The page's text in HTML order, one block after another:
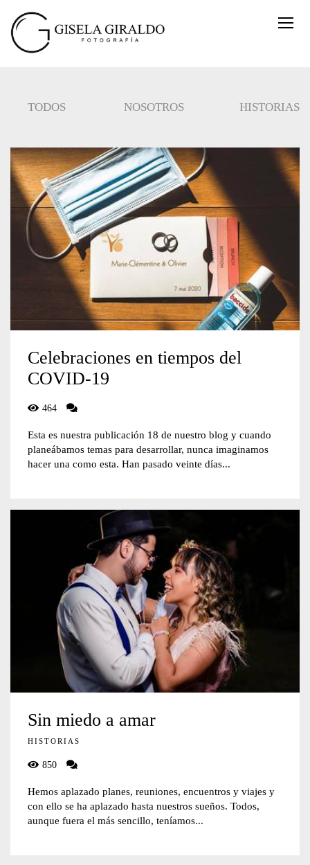
TODOS NOSOTROS HISTORIAS
Celebraciones en tiempos del
COVID-19
464
Esta es nuestra publicación 18 de nuestro blog y cuando
planeábamos temas para desarrollar, nunca imaginamos
hacer una como esta. Han pasado veinte días...
Sin miedo a amar
HISTORIAS
850
Hemos aplazado planes, reuniones, encuentros y viajes y
con ello se ha aplazado hasta nuestros sueños. Todos,
aunque fuera el más sencillo, teníamos...